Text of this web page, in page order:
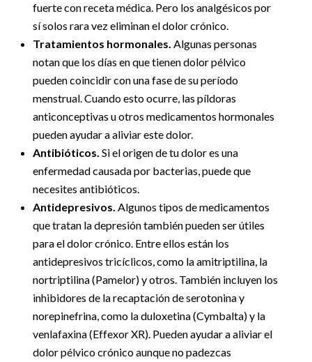
fuerte con receta médica. Pero los analgésicos por
sí solos rara vez eliminan el dolor crónico.
Tratamientos hormonales. Algunas personas
notan que los días en que tienen dolor pélvico
pueden coincidir con una fase de su período
menstrual. Cuando esto ocurre, las píldoras
anticonceptivas u otros medicamentos hormonales
pueden ayudar a aliviar este dolor.
Antibióticos. Si el origen de tu dolor es una
enfermedad causada por bacterias, puede que
necesites antibióticos.
Antidepresivos. Algunos tipos de medicamentos
que tratan la depresión también pueden ser útiles
para el dolor crónico. Entre ellos están los
antidepresivos tricíclicos, como la amitriptilina, la
nortriptilina (Pamelor) y otros. También incluyen los
inhibidores de la recaptación de serotonina y
norepinefrina, como la duloxetina (Cymbalta) y la
venlafaxina (Effexor XR). Pueden ayudar a aliviar el
dolor pélvico crónico aunque no padezcas